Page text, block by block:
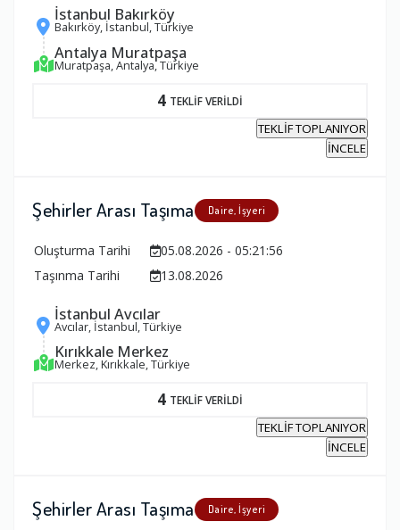
İstanbul Bakırköy
Bakırköy, İstanbul, Türkiye
Antalya Muratpaşa
Muratpaşa, Antalya, Türkiye
4 TEKLİF VERİLDİ
TEKLİF TOPLANIYOR
İNCELE
Şehirler Arası Taşıma Daire, İşyeri
Oluşturma Tarihi
05.08.2026 - 05:21:56
Taşınma Tarihi
13.08.2026
İstanbul Avcılar
Avcılar, İstanbul, Türkiye
Kırıkkale Merkez
Merkez, Kırıkkale, Türkiye
4 TEKLİF VERİLDİ
TEKLİF TOPLANIYOR
İNCELE
Şehirler Arası Taşıma Daire, İşyeri